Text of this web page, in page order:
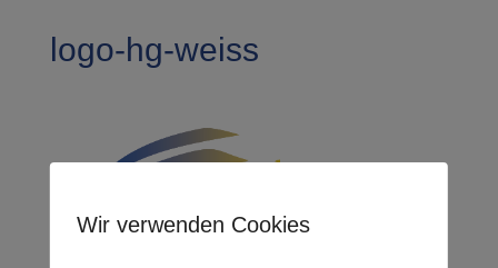
logo-hg-weiss
Wir verwenden Cookies